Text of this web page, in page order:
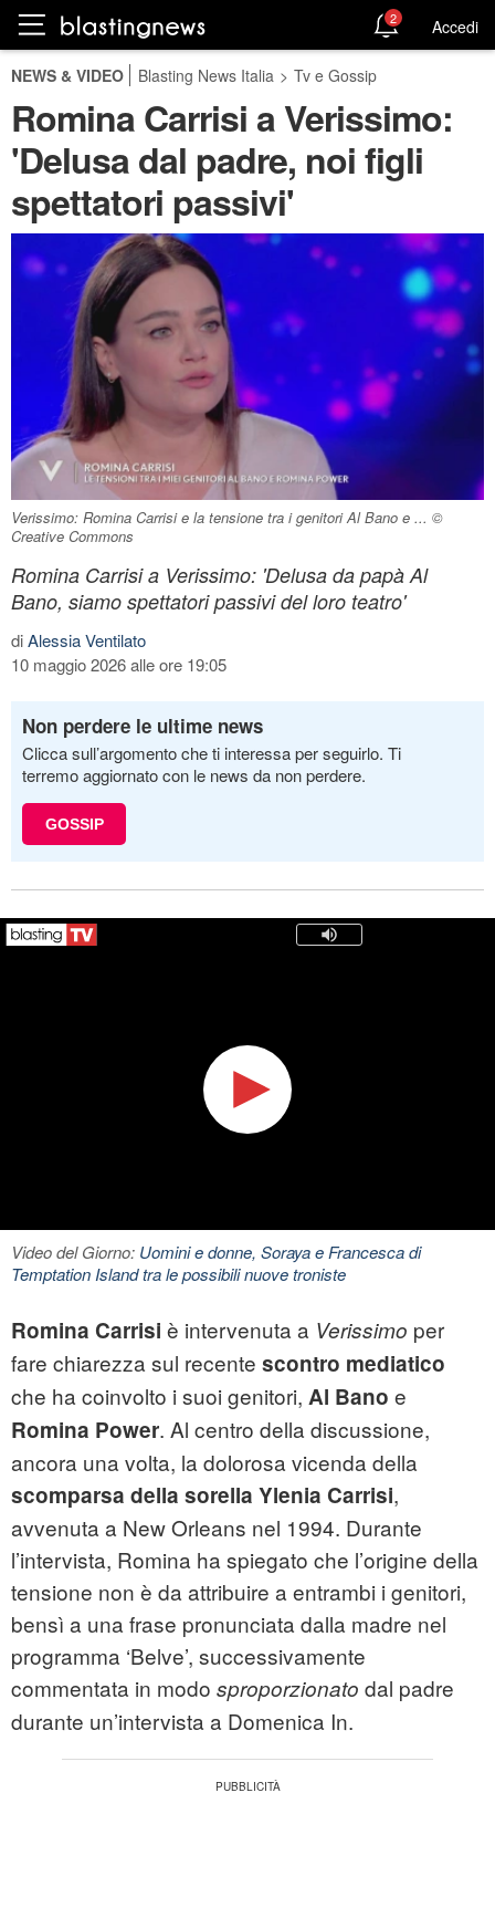
2 Accedi
NEWS & VIDEO Blasting News Italia > Tv e Gossip
Romina Carrisi a Verissimo:
'Delusa dal padre, noi figli
spettatori passivi'
Verissimo: Romina Carrisi e la tensione tra i genitori Al Bano e ... ©
Creative Commons
Romina Carrisi a Verissimo: 'Delusa da papà Al
Bano, siamo spettatori passivi del loro teatro'
diAlessia Ventilato
10 maggio 2026 alle ore 19:05
Non perdere le ultime news
Clicca sull’argomento che ti interessa per seguirlo. Ti
terremo aggiornato con le news da non perdere.
GOSSIP
Video del Giorno: Uomini e donne, Soraya e Francesca di
Temptation Island tra le possibili nuove troniste
Romina Carrisi è intervenuta a Verissimo per
fare chiarezza sul recente scontro mediatico
che ha coinvolto i suoi genitori, Al Bano e
Romina Power. Al centro della discussione,
ancora una volta, la dolorosa vicenda della
scomparsa della sorella Ylenia Carrisi,
avvenuta a New Orleans nel 1994. Durante
l’intervista, Romina ha spiegato che l’origine della
tensione non è da attribuire a entrambi i genitori,
bensì a una frase pronunciata dalla madre nel
programma ‘Belve’, successivamente
commentata in modo sproporzionato dal padre
durante un’intervista a Domenica In.